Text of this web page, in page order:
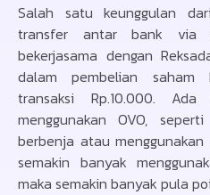
Salah satu keunggulan
transfer antar bank via
bekerjasama dengan
dalam pembelian saham
transaksi Rp.10.000.
menggunakan OVO,
berbenja atau menggunakan
semakin banyak
maka semakin banyak pula